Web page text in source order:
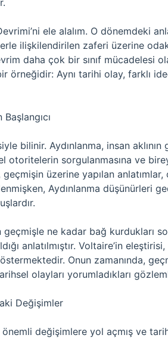
ele alalım. O dönemdeki
ilişkilendirilen zaferi üzerine
daha çok bir sınıf mücadelesi
örneğidir: Aynı tarihi olay, farklı
bilinir. Aydınlanma, insan
otoritelerin sorgulanmasına ve
üzerine yapılan
Aydınlanma düşünürleri
geçmişle ne kadar bağ kurdukları
anlatılmıştır. Voltaire’in
Onun zamanında,
olayları yorumladıkları
Değişimler
değişimlere yol açmış ve